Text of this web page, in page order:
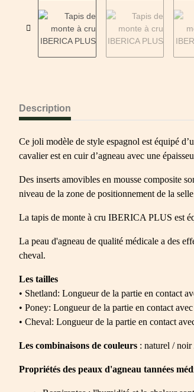
Description
Ce joli modèle de style espagnol est équipé
cavalier est en cuir d’agneau avec une
Des inserts amovibles en mousse composite
niveau de la zone de positionnement de la
La tapis de monte à cru IBERICA PLUS est
La peau d'agneau de qualité médicale a des
cheval.
Les tailles
• Shetland: Longueur de la partie en contact
• Poney: Longueur de la partie en contact
• Cheval: Longueur de la partie en contact
Les combinaisons de couleurs : naturel / noir
Propriétés des peaux d'agneau tannées